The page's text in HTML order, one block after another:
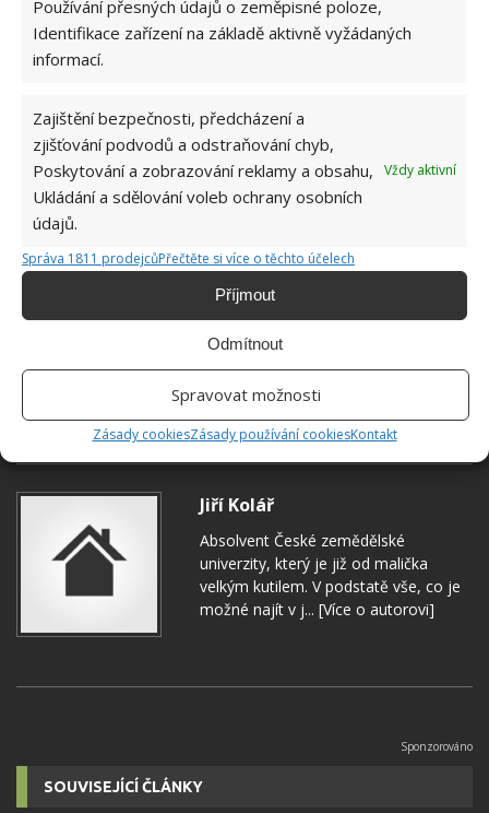
Používání přesných údajů o zeměpisné poloze,
Identifikace zařízení na základě aktivně vyžádaných
informací.
Zajištění bezpečnosti, předcházení a
zjišťování podvodů a odstraňování chyb,
Poskytování a zobrazování reklamy a obsahu,
Ukládání a sdělování voleb ochrany osobních
údajů.
Vždy aktivní
Správa 1811 prodejcůPřečtěte si více o těchto účelech
Příjmout
Odmítnout
Spravovat možnosti
Zásady cookiesZásady používání cookiesKontakt
AVIVÁŽ ČISTICÍ PROSTŘEDEK ÚKLID
Jiří Kolář
Absolvent České zemědělské
univerzity, který je již od malička
velkým kutilem. V podstatě vše, co je
možné najít v j... [Více o autorovi]
SOUVISEJÍCÍ ČLÁNKY